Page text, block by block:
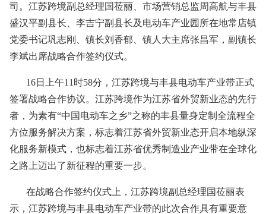
司。江苏跨境副总经理国莅丽、市场营销总监周高航与丰县
盛汉平副县长、李吉宁副县长及电动车产业园所在地常店镇
党委书记巩志刚、镇长刘香郁、镇人大主席张昌军，副镇长
李斌出席战略合作签约仪式。
16日上午11时58分，江苏跨境与丰县电动车产业带正式
签署战略合作协议。江苏跨境作为江苏省外贸新业态的先行
者，为素有“中国电动车之乡”之称的丰县量身定制全流程全
方位服务解决方案，标志着江苏省外贸新业态开启本地纵深
化服务新模式，也标志着江苏省优秀制造业产业带在全球化
之路上迈出了新征程的重要一步。
在战略合作签约仪式上，江苏跨境副总经理国莅丽表
示，江苏跨境与丰县电动车产业带的此次合作具有重要意